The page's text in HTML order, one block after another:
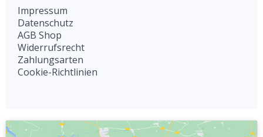
Impressum
Datenschutz
AGB Shop
Widerrufsrecht
Zahlungsarten
Cookie-Richtlinien